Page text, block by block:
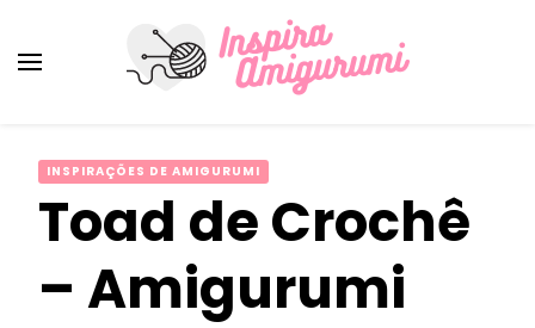
INSPIRAÇÕES DE AMIGURUMI
Toad de Crochê
– Amigurumi